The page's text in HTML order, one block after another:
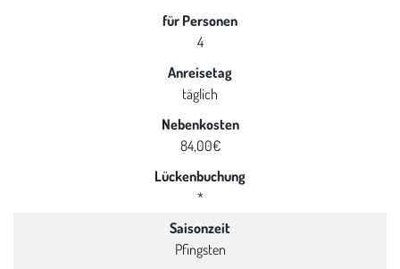
für Personen
4
Anreisetag
täglich
Nebenkosten
84,00€
Lückenbuchung
*
Saisonzeit
Pfingsten